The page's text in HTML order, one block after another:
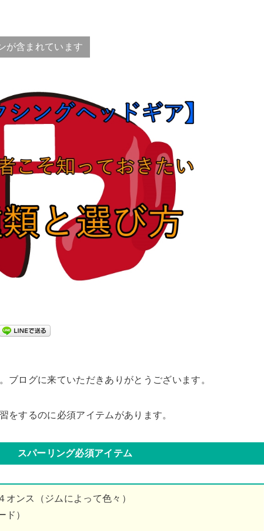
が含まれています
ブログに来ていただきありがとうございます。
をするのに必須アイテムがあります。
スパーリング必須アイテム
オンス（ジムによって色々）
ド）